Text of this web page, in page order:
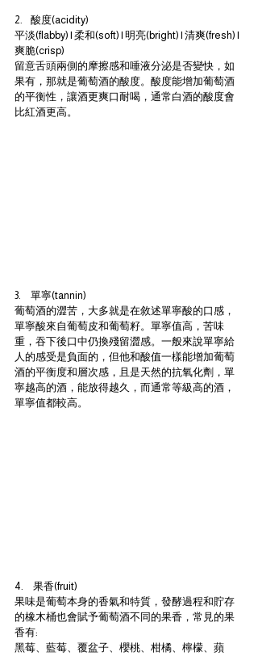
2.     酸度(acidity)
平淡(flabby) | 柔和(soft) | 明亮(bright) | 清爽(fresh) |
爽脆(crisp)
留意舌頭兩側的摩擦感和唾液分泌是否變快，如
果有，那就是葡萄酒的酸度。酸度能增加葡萄酒
的平衡性，讓酒更爽口耐喝，通常白酒的酸度會
比紅酒更高。
3.      單寧(tannin)
葡萄酒的澀苦，大多就是在敘述單寧酸的口感，
單寧酸來自葡萄皮和葡萄籽。單寧值高，苦味
重，吞下後口中仍換殘留澀感。一般來說單寧給
人的感受是負面的，但他和酸值一樣能增加葡萄
酒的平衡度和層次感，且是天然的抗氧化劑，單
寧越高的酒，能放得越久，而通常等級高的酒，
單寧值都較高。
4.      果香(fruit)
果味是葡萄本身的香氣和特質，發酵過程和貯存
的橡木桶也會賦予葡萄酒不同的果香，常見的果
香有:
黑莓、藍莓、覆盆子、櫻桃、柑橘、檸檬、蘋